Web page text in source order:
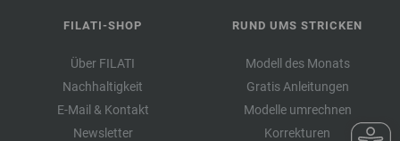
FILATI-SHOP
Über FILATI
Nachhaltigkeit
E-Mail & Kontakt
Newsletter
RUND UMS STRICKEN
Modell des Monats
Gratis Anleitungen
Modelle umrechnen
Korrekturen